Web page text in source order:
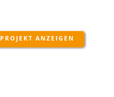
PROJEKT ANZEIGEN